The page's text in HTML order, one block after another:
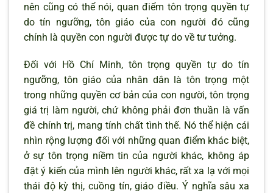
nên cũng có thể nói, quan điểm tôn trọng quyền tự
do tín ngưỡng, tôn giáo của con người đó cũng
chính là quyền con người được tự do về tư tưởng.
Đối với Hồ Chí Minh, tôn trọng quyền tự do tín
ngưỡng, tôn giáo của nhân dân là tôn trọng một
trong những quyền cơ bản của con người, tôn trọng
giá trị làm người, chứ không phải đơn thuần là vấn
đề chính trị, mang tính chất tình thế. Nó thể hiện cái
nhìn rộng lượng đối với những quan điểm khác biệt,
ở sự tôn trọng niềm tin của người khác, không áp
đặt ý kiến của mình lên người khác, rất xa lạ với mọi
thái độ kỳ thị, cuồng tín, giáo điều. Ý nghĩa sâu xa